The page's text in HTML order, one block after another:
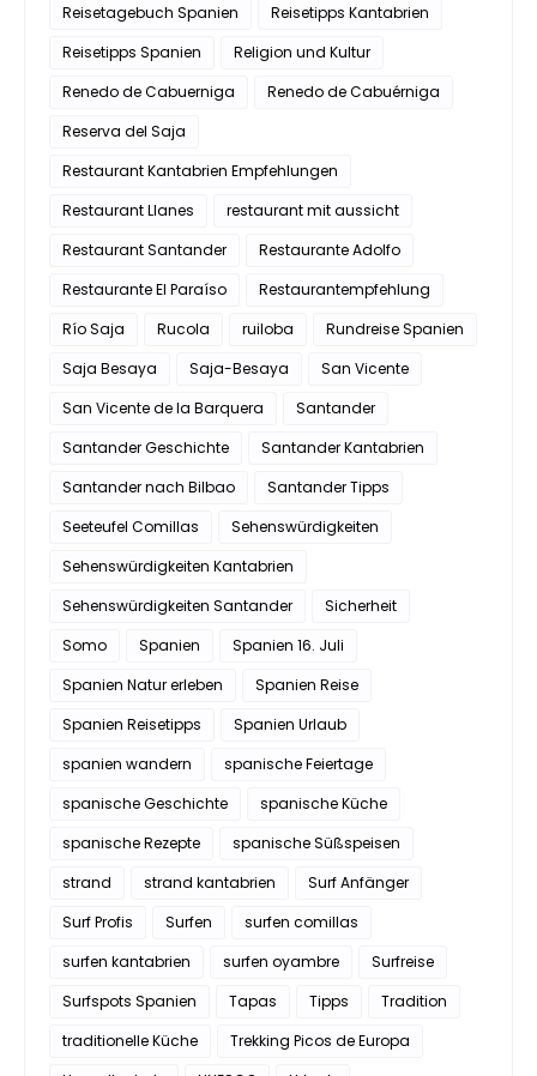
Reisetagebuch Spanien
Reisetipps Kantabrien
Reisetipps Spanien
Religion und Kultur
Renedo de Cabuerniga
Renedo de Cabuérniga
Reserva del Saja
Restaurant Kantabrien Empfehlungen
Restaurant Llanes
restaurant mit aussicht
Restaurant Santander
Restaurante Adolfo
Restaurante El Paraíso
Restaurantempfehlung
Río Saja
Rucola ruiloba
Rundreise Spanien
Saja Besaya
Saja-Besaya
San Vicente
San Vicente de la Barquera
Santander
Santander Geschichte
Santander Kantabrien
Santander nach Bilbao
Santander Tipps
Seeteufel Comillas
Sehenswürdigkeiten
Sehenswürdigkeiten Kantabrien
Sehenswürdigkeiten Santander
Sicherheit
Somo
Spanien
Spanien 16. Juli
Spanien Natur erleben
Spanien Reise
Spanien Reisetipps
Spanien Urlaub
spanien wandern
spanische Feiertage
spanische Geschichte
spanische Küche
spanische Rezepte
spanische Süßspeisen
strand
strand kantabrien
Surf Anfänger
Surf Profis
Surfen
surfen comillas
surfen kantabrien
surfen oyambre
Surfreise
Surfspots Spanien
Tapas Tipps
Tradition
traditionelle Küche
Trekking Picos de Europa